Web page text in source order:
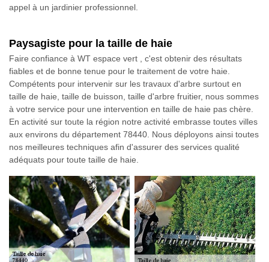
appel à un jardinier professionnel.
Paysagiste pour la taille de haie
Faire confiance à WT espace vert , c'est obtenir des résultats
fiables et de bonne tenue pour le traitement de votre haie.
Compétents pour intervenir sur les travaux d'arbre surtout en
taille de haie, taille de buisson, taille d'arbre fruitier, nous sommes
à votre service pour une intervention en taille de haie pas chère.
En activité sur toute la région notre activité embrasse toutes villes
aux environs du département 78440. Nous déployons ainsi toutes
nos meilleures techniques afin d'assurer des services qualité
adéquats pour toute taille de haie.